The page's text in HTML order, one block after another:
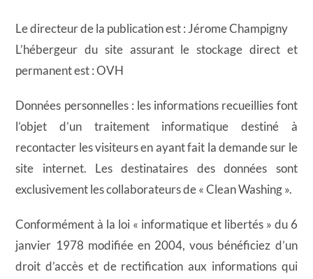
Le directeur de la publication est : Jérome Champigny
L’hébergeur du site assurant le stockage direct et
permanent est : OVH
Données personnelles : les informations recueillies font
l’objet d’un traitement informatique destiné à
recontacter les visiteurs en ayant fait la demande sur le
site internet. Les destinataires des données sont
exclusivement les collaborateurs de « Clean Washing ».
Conformément à la loi « informatique et libertés » du 6
janvier 1978 modifiée en 2004, vous bénéficiez d’un
droit d’accès et de rectification aux informations qui